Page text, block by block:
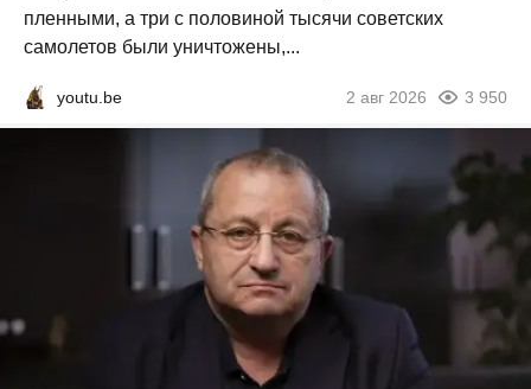
пленными, а три с половиной тысячи советских
самолетов были уничтожены,...
youtu.be 2 авг 2026 3 950